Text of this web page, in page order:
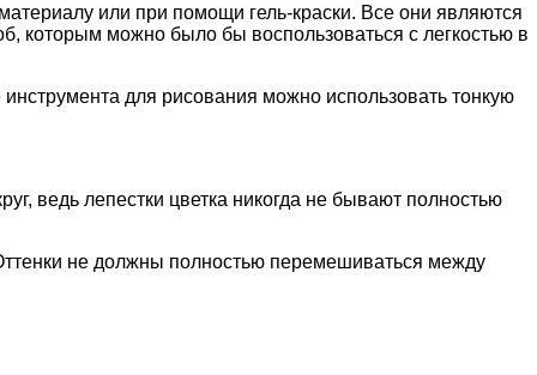
или при помощи гель-краски. Все они являются
которым можно было бы воспользоваться с легкостью в
для рисования можно использовать тонкую
ведь лепестки цветка никогда не бывают полностью
не должны полностью перемешиваться между